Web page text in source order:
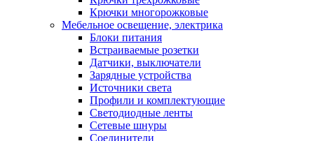
Крючки многорожковые
Мебельное освещение, электрика
Блоки питания
Встраиваемые розетки
Датчики, выключатели
Зарядные устройства
Источники света
Профили и комплектующие
Светодиодные ленты
Сетевые шнуры
Соединители